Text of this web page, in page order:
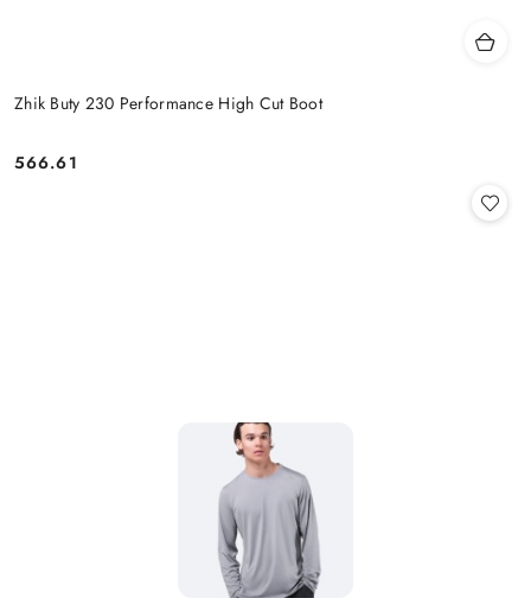
Zhik Buty 230 Performance High Cut Boot
Cena:
566.61